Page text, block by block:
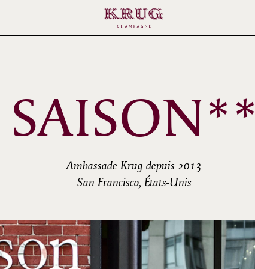
SAISON**
Ambassade Krug depuis 2013
San Francisco, États-Unis